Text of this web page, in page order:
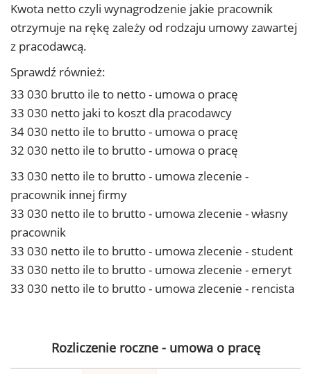
Kwota netto czyli wynagrodzenie jakie pracownik
otrzymuje na rękę zależy od rodzaju umowy zawartej
z pracodawcą.
Sprawdź również:
33 030 brutto ile to netto - umowa o pracę
33 030 netto jaki to koszt dla pracodawcy
34 030 netto ile to brutto - umowa o pracę
32 030 netto ile to brutto - umowa o pracę
33 030 netto ile to brutto - umowa zlecenie -
pracownik innej firmy
33 030 netto ile to brutto - umowa zlecenie - własny
pracownik
33 030 netto ile to brutto - umowa zlecenie - student
33 030 netto ile to brutto - umowa zlecenie - emeryt
33 030 netto ile to brutto - umowa zlecenie - rencista
Rozliczenie roczne - umowa o pracę